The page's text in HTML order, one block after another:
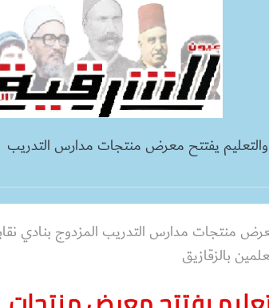
والتعليم يفتتح معرض منتجات مدارس التدريب